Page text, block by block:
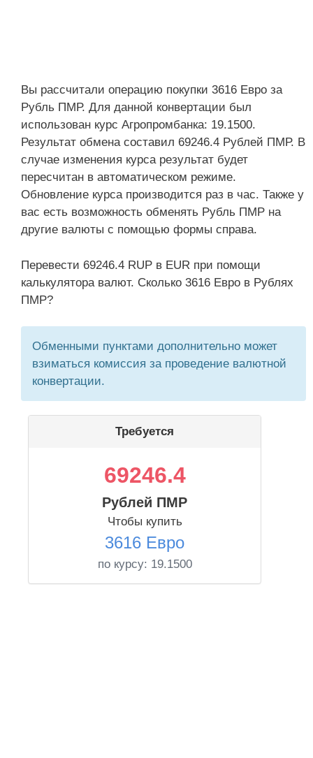
Вы рассчитали операцию покупки 3616 Евро за
Рубль ПМР. Для данной конвертации был
использован курс Агропромбанка: 19.1500.
Результат обмена составил 69246.4 Рублей ПМР. В
случае изменения курса результат будет
пересчитан в автоматическом режиме.
Обновление курса производится раз в час. Также у
вас есть возможность обменять Рубль ПМР на
другие валюты с помощью формы справа.
Перевести 69246.4 RUP в EUR при помощи
калькулятора валют. Сколько 3616 Евро в Рублях
ПМР?
Обменными пунктами дополнительно может
взиматься комиссия за проведение валютной
конвертации.
Требуется
69246.4
Рублей ПМР
Чтобы купить
3616 Евро
по курсу: 19.1500